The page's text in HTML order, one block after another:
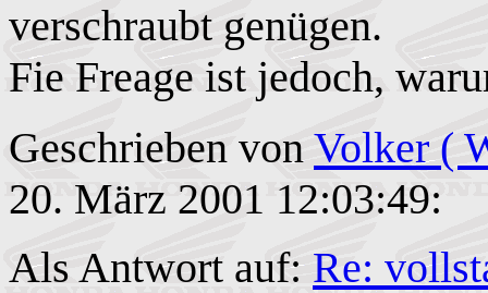
verschraubt genügen.
Fie Freage ist jedoch,
Geschrieben vonVolker (
20. März 2001 12:03:49:
Als Antwort auf:Re: